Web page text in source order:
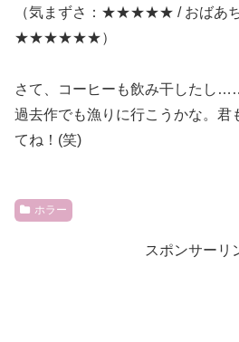
（気まずさ：★★★★★ / おばあち
★★★★★★）
さて、コーヒーも飲み干したし
過去作でも漁りに行こうかな。君
てね！(笑)
ホラー
スポンサーリ